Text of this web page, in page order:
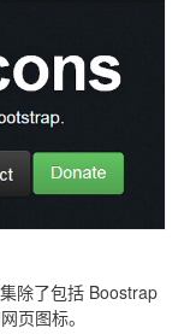
除了包括 Boostrap
页图标。